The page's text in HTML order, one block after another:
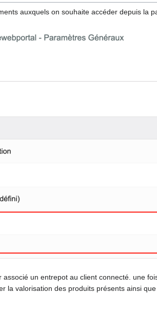
auxquels on souhaite accéder depuis la
un entrepot au client connecté. une
la valorisation des produits présents ainsi